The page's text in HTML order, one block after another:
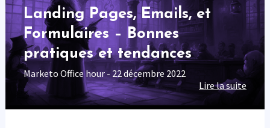
Landing Pages, Emails, et
Formulaires – Bonnes
pratiques et tendances
Marketo Office hour - 22 décembre 2022
Lire la suite